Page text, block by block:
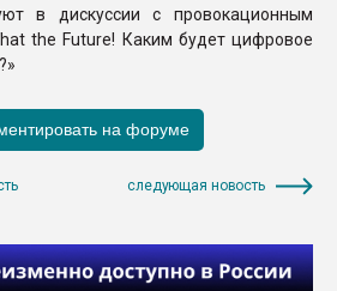
в дискуссии с провокационным
the Future! Каким будет цифровое
следующая новость